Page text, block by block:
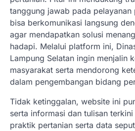
tanggung jawab pada
bisa berkomunikasi langsung
agar mendapatkan solusi
hadapi. Melalui platform ini,
Lampung Selatan ingin menjalin
masyarakat serta mendorong
dalam pengembangan bidang
Tidak ketinggalan, website ini
serta informasi dan tulisan
praktik pertanian serta data